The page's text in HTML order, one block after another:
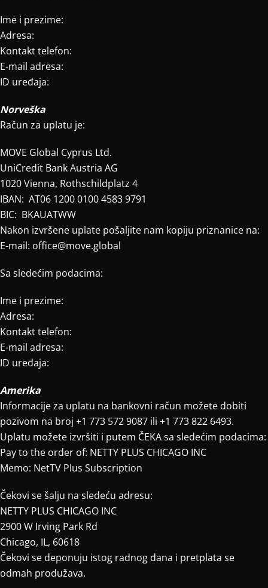
Ime i prezime:
Adresa:
Kontakt telefon:
E-mail adresa:
ID uređaja:
Norveška
Račun za uplatu je:
MOVE Global Cyprus Ltd.
UniCredit Bank Austria AG
1020 Vienna, Rothschildplatz 4
IBAN: AT06 1200 0100 4583 9791
BIC: BKAUATWW
Nakon izvršene uplate pošaljite nam kopiju priznanice na:
E-mail: office@move.global
Sa sledećim podacima:
Ime i prezime:
Adresa:
Kontakt telefon:
E-mail adresa:
ID uređaja:
Amerika
Informacije za uplatu na bankovni račun možete dobiti
pozivom na broj +1 773 572 9087 ili +1 773 822 6493.
Uplatu možete izvršiti i putem ČEKA sa sledećim podacima:
Pay to the order of: NETTY PLUS CHICAGO INC
Memo: NetTV Plus Subscription
Čekovi se šalju na sledeću adresu:
NETTY PLUS CHICAGO INC
2900 W Irving Park Rd
Chicago, IL, 60618
Čekovi se deponuju istog radnog dana i pretplata se
odmah produžava.